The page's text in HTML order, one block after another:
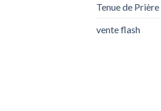
Tenue de Prière
vente flash